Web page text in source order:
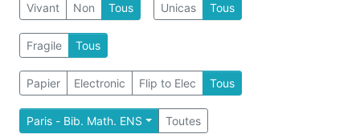
Vivant Non Tous Unicas Tous
Fragile Tous
Papier Electronic Flip to Elec Tous
Paris - Bib. Math. ENS Toutes